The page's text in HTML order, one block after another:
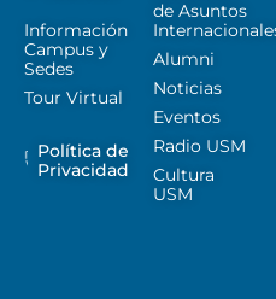
Información
Campus y
Sedes
Tour Virtual
Política de
Privacidad
de Asuntos
Alumni
Noticias
Eventos
Radio USM
Cultura
USM